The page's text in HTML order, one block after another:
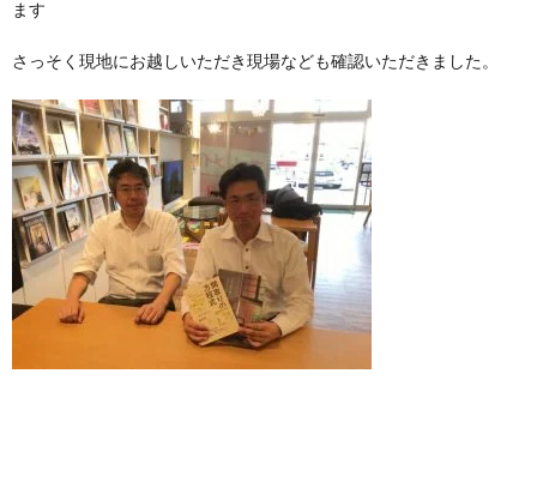
ます
さっそく現地にお越しいただき現場なども確認いただきました。